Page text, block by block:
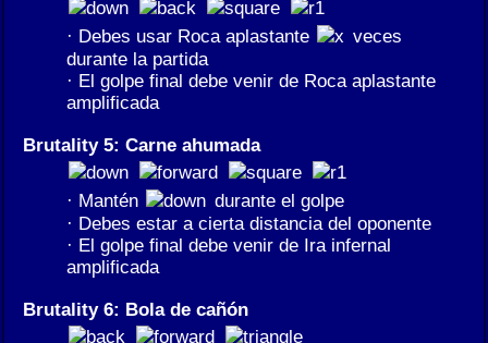
· Debes usar Roca aplastante
veces
durante la partida
· El golpe final debe venir de Roca aplastante
amplificada
Brutality 5: Carne ahumada
· Mantén
durante el golpe
· Debes estar a cierta distancia del oponente
· El golpe final debe venir de Ira infernal
amplificada
Brutality 6: Bola de cañón